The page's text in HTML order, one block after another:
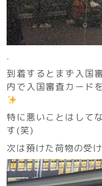
.
到着するとまず入国
内で入国審査カード
特に悪いことはして
す(笑)
次は預けた荷物の受